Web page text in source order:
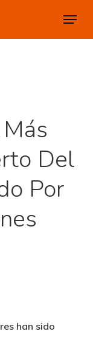
Menu
Del
Por
han sido
Close